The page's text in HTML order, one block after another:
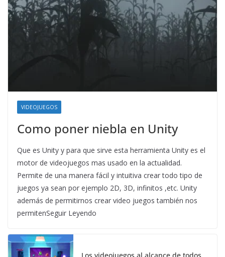
VIDEOJUEGOS
Como poner niebla en Unity
Que es Unity y para que sirve esta herramienta Unity es el
motor de videojuegos mas usado en la actualidad.
Permite de una manera fácil y intuitiva crear todo tipo de
juegos ya sean por ejemplo 2D, 3D, infinitos ,etc. Unity
además de permitirnos crear video juegos también nos
permitenSeguir Leyendo
Los videojuegos al alcance de todos